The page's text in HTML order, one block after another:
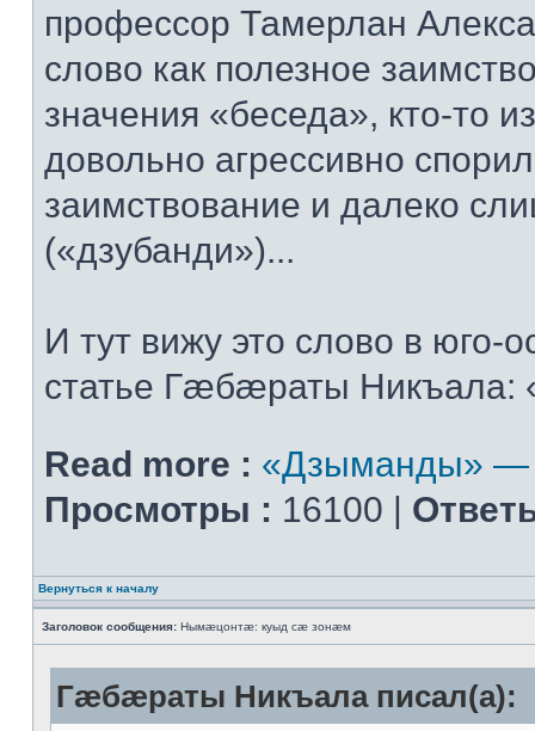
профессор Тамерлан
слово как полезное
значения «беседа», кто-то
довольно агрессивно
заимствование и далеко
(«дзубанди»)...
И тут вижу это слово в юго-
статье Гæбæраты
Read more : «Дзыманды» —
Просмотры : 16100 |
Вернуться к началу
Заголовок сообщения: Нымæцонтæ: куыд сæ зонæм
Гæбæраты Никъала писал(а):